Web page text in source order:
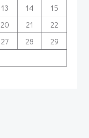
13 14
15
20 21
22
27 28
29